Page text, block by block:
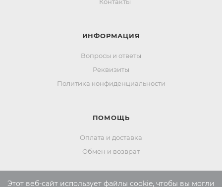
ИНФОРМАЦИЯ
Вопросы и ответы
Реквизиты
Политика конфиденциальности
ПОМОЩЬ
Оплата и доставка
Обмен и возврат
Этот веб-сайт использует файлы cookie, чтобы вы могли